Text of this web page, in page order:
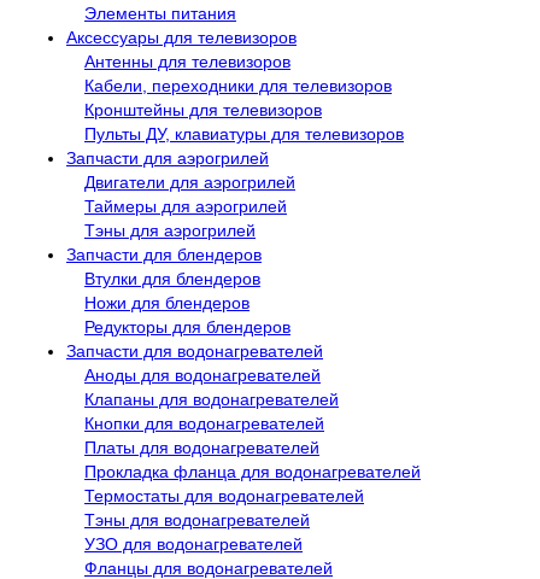
Элементы питания
Аксессуары для телевизоров
Антенны для телевизоров
Кабели, переходники для телевизоров
Кронштейны для телевизоров
Пульты ДУ, клавиатуры для телевизоров
Запчасти для аэрогрилей
Двигатели для аэрогрилей
Таймеры для аэрогрилей
Тэны для аэрогрилей
Запчасти для блендеров
Втулки для блендеров
Ножи для блендеров
Редукторы для блендеров
Запчасти для водонагревателей
Аноды для водонагревателей
Клапаны для водонагревателей
Кнопки для водонагревателей
Платы для водонагревателей
Прокладка фланца для водонагревателей
Термостаты для водонагревателей
Тэны для водонагревателей
УЗО для водонагревателей
Фланцы для водонагревателей